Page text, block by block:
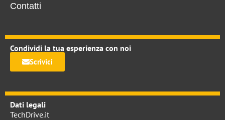
Contatti
Condividi la tua esperienza con noi
Scrivici
Dati legali
TechDrive.it